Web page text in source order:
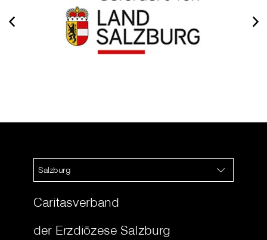
Salzburg
Caritasverband
der Erzdiözese Salzburg